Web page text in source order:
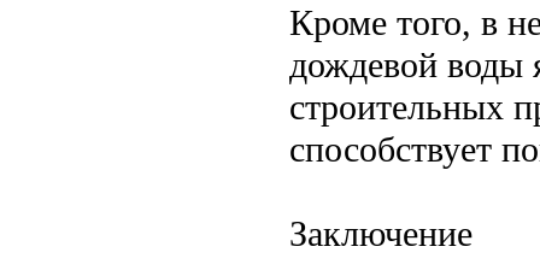
Кроме того, в
дождевой воды
строительных
способствует
Заключение